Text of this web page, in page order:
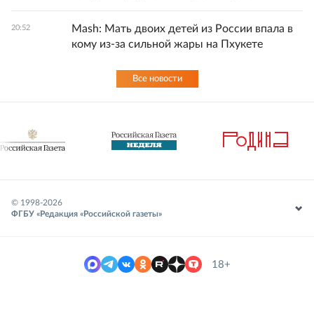
20:52
Mash: Мать двоих детей из России впала в
кому из-за сильной жары на Пхукете
Все новости
© 1998-2026
ФГБУ «Редакция «Российской газеты»
18+